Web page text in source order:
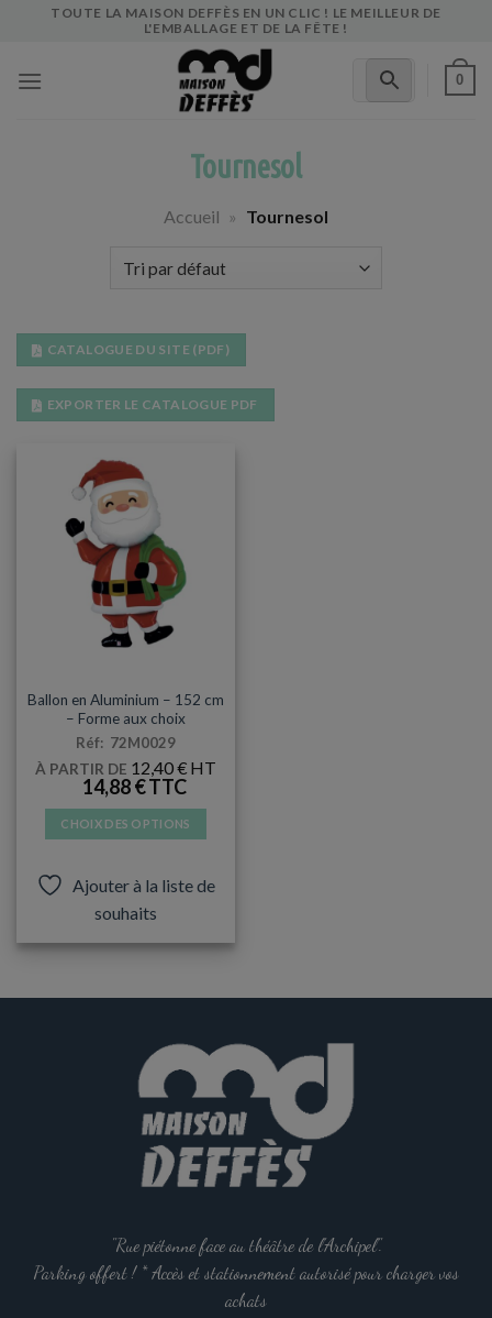
TOUTE LA MAISON DEFFÈS EN UN CLIC ! LE MEILLEUR DE
L'EMBALLAGE ET DE LA FÊTE !
0
Tournesol
Accueil » Tournesol
CATALOGUE DU SITE (PDF)
EXPORTER LE CATALOGUE PDF
Ballon en Aluminium – 152 cm
– Forme aux choix
Réf: 72M0029
À PARTIR DE 12,40€
14,88€
CHOIX DES OPTIONS
a
plusieurs
variations.
choisies
sur
page
produit
Ajouter à la liste de
souhaits
"Rue piétonne face au théâtre de l'Archipel".
Parking offert ! * Accès et stationnement autorisé pour charger vos
achats